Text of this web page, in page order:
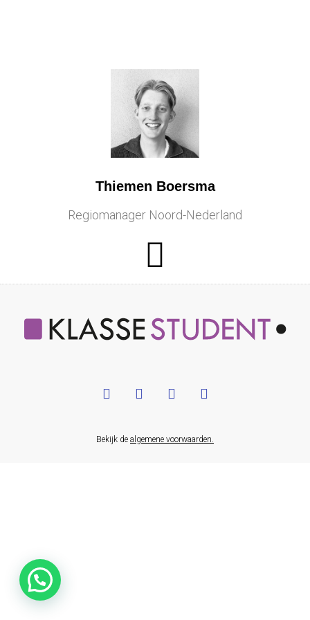
Thiemen Boersma
Regiomanager Noord-Nederland
Bekijk de algemene voorwaarden.